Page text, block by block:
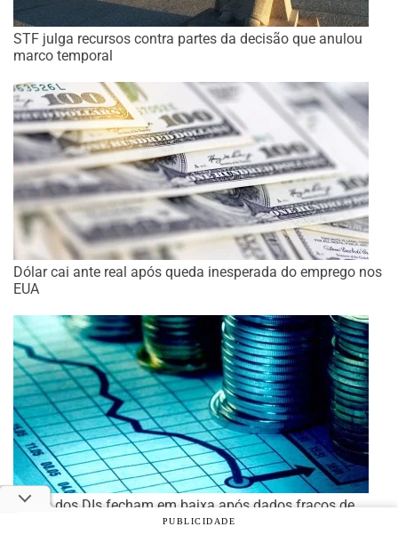
STF julga recursos contra partes da decisão que anulou
marco temporal
Dólar cai ante real após queda inesperada do emprego nos
EUA
Taxas dos DIs fecham em baixa após dados fracos de
PUBLICIDADE